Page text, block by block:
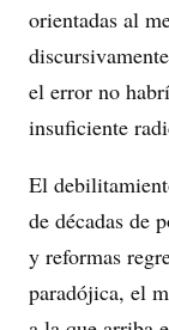
orientadas al
el error no
insuficiente
El
de décadas de
y reformas
paradójica, el